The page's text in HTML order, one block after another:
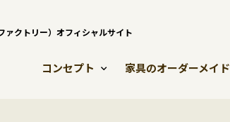
ァクトリー）オフィシャルサイト
コンセプト 家具のオーダーメイド